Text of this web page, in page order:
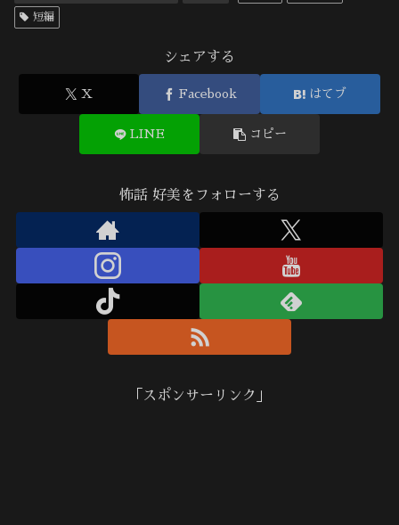
短編
シェアする
X Facebook はてブ
LINE コピー
怖話 好美をフォローする
「スポンサーリンク」